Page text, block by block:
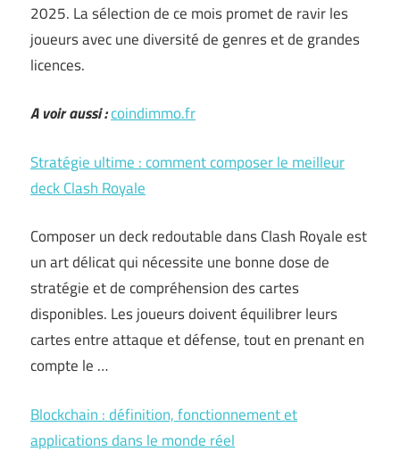
2025. La sélection de ce mois promet de ravir les
joueurs avec une diversité de genres et de grandes
licences.
A voir aussi :coindimmo.fr
Stratégie ultime : comment composer le meilleur
deck Clash Royale
Composer un deck redoutable dans Clash Royale est
un art délicat qui nécessite une bonne dose de
stratégie et de compréhension des cartes
disponibles. Les joueurs doivent équilibrer leurs
cartes entre attaque et défense, tout en prenant en
compte le …
Blockchain : définition, fonctionnement et
applications dans le monde réel